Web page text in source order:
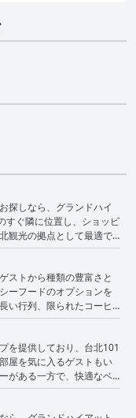
探しなら、グランドハイ
すぐ隣に位置し、ショッピ
観光の拠点として最適で
光スポットへの移動も簡
南村やダブルヘリック
のシティエアバスもホテ
便利で中心部にあるた
歩いて行けると感じてい
た。素晴らしいロケーシ
スルームも高く評価さ
ト台北のロケーションは
想的な宿泊施設です。
ストから種類の豊富さと
ーフードのオプションを
い行列、限られたコーヒ
など、否定的なコメント
印象はポジティブで、
食事が提供される素晴ら
を提供しており、台北101
屋を気に入るゲストもい
がある一方で、快適なベ
もいます。ロケーション
容易なため、特筆すべ